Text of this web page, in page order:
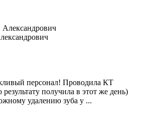
персонал! Проводила КТ
получила в этот же день)
удалению зуба у ...